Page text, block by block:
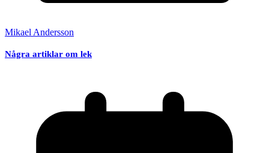
Mikael Andersson
Några artiklar om lek